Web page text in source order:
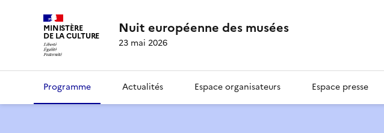
MINISTÈRE
DE LA CULTURE Nuit européenne des musées
23 mai 2026
Programme Actualités Espace organisateurs Espace presse